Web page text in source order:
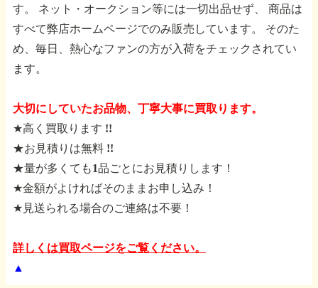
す。
ネット・オークション等には一切出品せず、
商品は
すべて弊店ホームページでのみ販売しています。
そのた
め、毎日、熱心なファンの方が入荷をチェックされてい
ます。
大切にしていたお品物、丁寧大事に買取ります。
★高く買取ります !!
★お見積りは無料 !!
★量が多くても1品ごとにお見積りします！
★金額がよければそのままお申し込み！
★見送られる場合のご連絡は不要！
詳しくは買取ページをご覧ください。
▲